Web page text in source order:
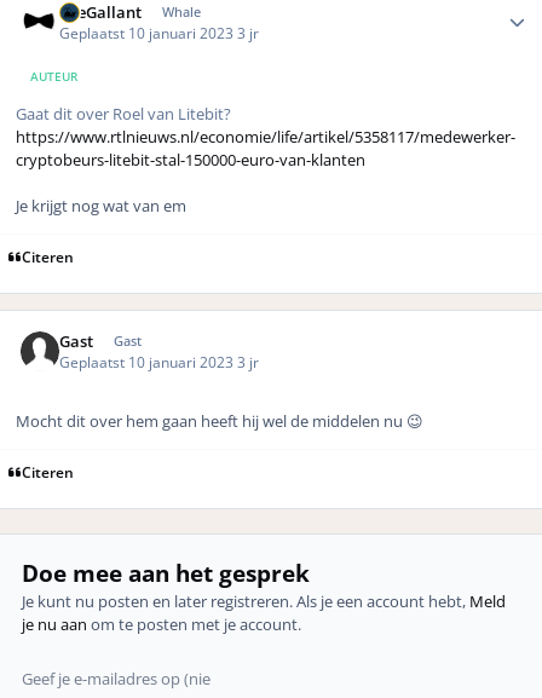
TheGallant Whale
Geplaatst 10 januari 2023 3 jr
AUTEUR
Gaat dit over Roel van Litebit?
https://www.rtlnieuws.nl/economie/life/artikel/5358117/medewerker-
cryptobeurs-litebit-stal-150000-euro-van-klanten
Je krijgt nog wat van em
Citeren
Gast Gast
Geplaatst 10 januari 2023 3 jr
Mocht dit over hem gaan heeft hij wel de middelen nu 😉
Citeren
Doe mee aan het gesprek
Je kunt nu posten en later registreren. Als je een account hebt, Meld
je nu aan om te posten met je account.